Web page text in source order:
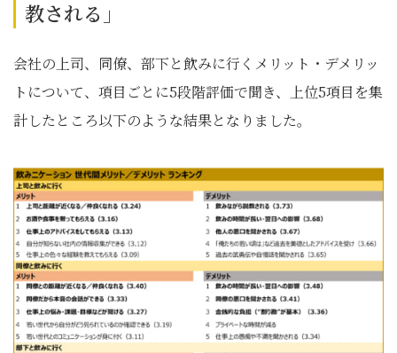
教される」
会社の上司、同僚、部下と飲みに行くメリット・デメリッ
トについて、項目ごとに5段階評価で聞き、上位5項目を集
計したところ以下のような結果となりました。